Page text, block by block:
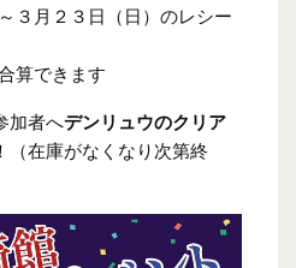
３月２３日（日）のレシー
算できます
加者へデンリュウのクリア
（在庫がなくなり次第終